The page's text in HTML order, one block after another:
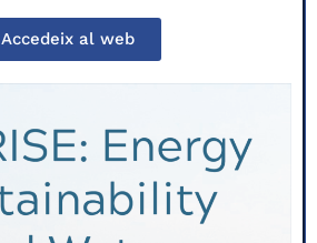
Accedeix al web